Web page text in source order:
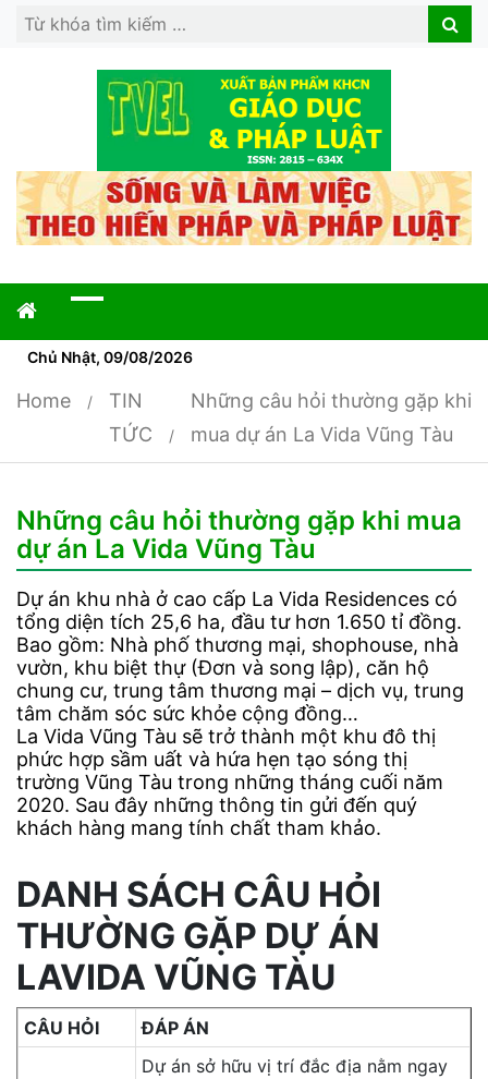
Search
Search
Chủ Nhật, 09/08/2026
Home
TIN
TỨC
Những câu hỏi thường gặp khi
mua dự án La Vida Vũng Tàu
Những câu hỏi thường gặp khi mua
dự án La Vida Vũng Tàu
Dự án khu nhà ở cao cấp La Vida Residences có
tổng diện tích 25,6 ha, đầu tư hơn 1.650 tỉ đồng.
Bao gồm: Nhà phố thương mại, shophouse, nhà
vườn, khu biệt thự (Đơn và song lập), căn hộ
chung cư, trung tâm thương mại – dịch vụ, trung
tâm chăm sóc sức khỏe cộng đồng…
La Vida Vũng Tàu sẽ trở thành một khu đô thị
phức hợp sầm uất và hứa hẹn tạo sóng thị
trường Vũng Tàu trong những tháng cuối năm
2020. Sau đây những thông tin gửi đến quý
khách hàng mang tính chất tham khảo.
DANH SÁCH CÂU HỎI
THƯỜNG GẶP DỰ ÁN
LAVIDA VŨNG TÀU
CÂU HỎI ĐÁP ÁN
Dự án sở hữu vị trí đắc địa nằm ngay